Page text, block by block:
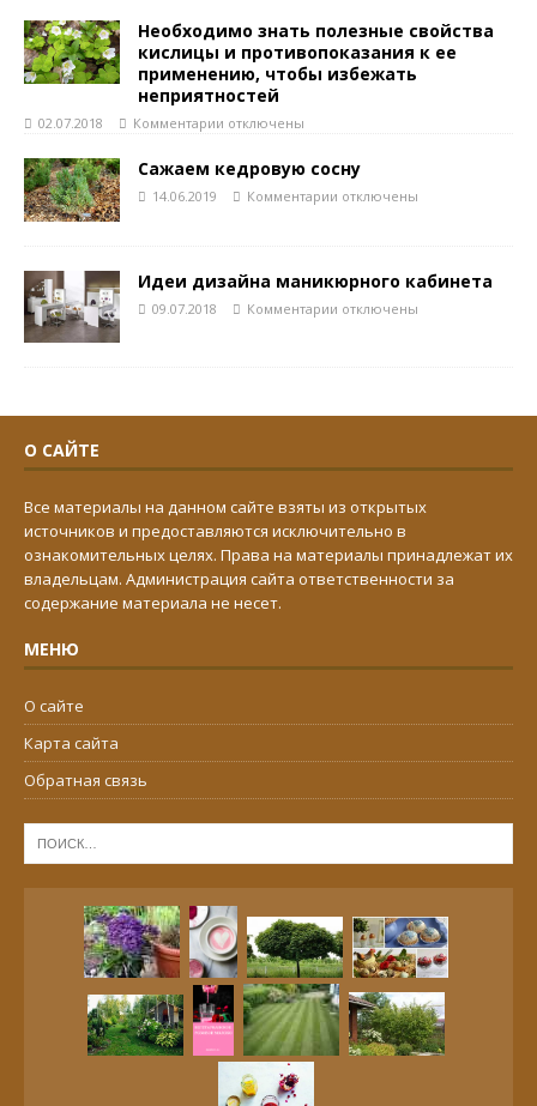
Необходимо знать полезные свойства
кислицы и противопоказания к ее
применению, чтобы избежать
неприятностей
02.07.2018 Комментарии отключены
Сажаем кедровую сосну
14.06.2019 Комментарии отключены
Идеи дизайна маникюрного кабинета
09.07.2018 Комментарии отключены
О САЙТЕ
Все материалы на данном сайте взяты из открытых
источников и предоставляются исключительно в
ознакомительных целях. Права на материалы принадлежат их
владельцам. Администрация сайта ответственности за
содержание материала не несет.
МЕНЮ
О сайте
Карта сайта
Обратная связь